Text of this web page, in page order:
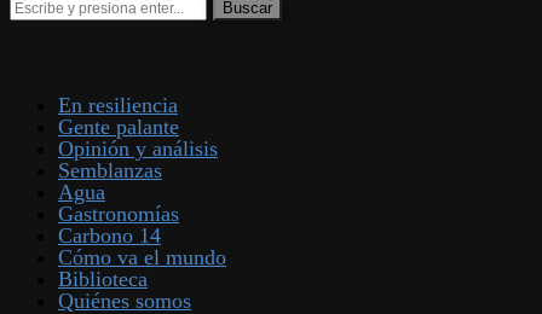
En resiliencia
Gente palante
Opinión y análisis
Semblanzas
Agua
Gastronomías
Carbono 14
Cómo va el mundo
Biblioteca
Quiénes somos